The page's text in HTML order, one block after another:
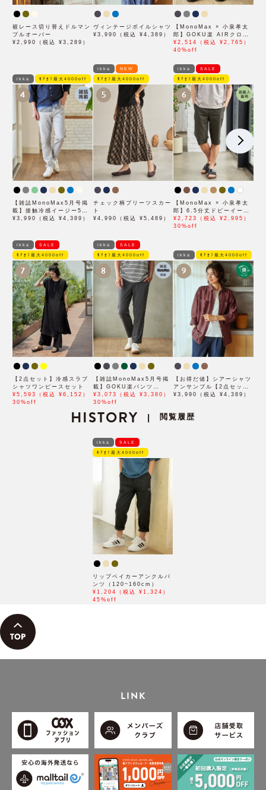
裾レース切り替えドルマン
プルオーバー
¥2,990（税込 ¥3,289）
ヴィンテージボイルシャツ
¥3,990（税込 ¥4,389）
【MonoMax × 小泉孝太
郎】GOKU楽 AIRクロッ
プドパンツ「小泉孝太郎さ
ん着用モデル」
¥2,514（税込 ¥2,765）
40%off
ikka ﾓｱｵﾌ最大4000off
4
【雑誌MonoMax5月号掲
載】接触冷感イージー5ポ
ケット
¥3,990（税込 ¥4,389）
ikka NEW
ﾓｱｵﾌ最大4000off
5
チェック柄プリーツスカー
ト
¥4,990（税込 ¥5,489）
ikka SALE
ﾓｱｵﾌ最大4000off
6
【MonoMax × 小泉孝太
郎】6.5分丈ドビーイージ
ーハーフパンツ「小泉孝太
郎さん着用モデル」
¥2,723（税込 ¥2,995）
30%off
ikka SALE
ﾓｱｵﾌ最大4000off
7
【2点セット】冷感スラブ
シャツワンピースセット
¥5,593（税込 ¥6,152）
30%off
ikka SALE
ﾓｱｵﾌ最大4000off
8
【雑誌MonoMax5月号掲
載】GOKU楽パンツ
EASY STRETCH 冷感ア
ンクル【接触冷感】「小泉
¥3,073（税込 ¥3,380）
30%off
ikka ﾓｱｵﾌ最大4000off
9
【お得だ値】シアーシャツ
アンサンブル【2点セッ
ト】
¥3,990（税込 ¥4,389）
HISTORY | 閲覧履歴
ikka SALE
ﾓｱｵﾌ最大4000off
リップベイカーアンクルパ
ンツ（120~160cm）
¥1,204（税込 ¥1,324）
45%off
LINK